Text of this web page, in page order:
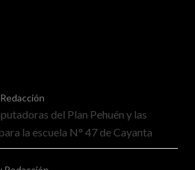
del Plan Pehuén y las
la escuela N° 47 de Cayanta